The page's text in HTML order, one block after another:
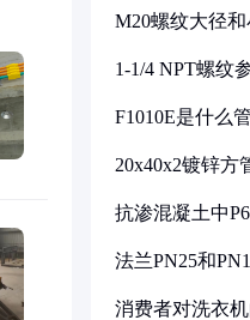
M20螺纹大径
1-1/4 NPT螺纹
F1010E是什么
20x40x2镀锌方
抗渗混凝土中
法兰PN25和
消费者对洗衣